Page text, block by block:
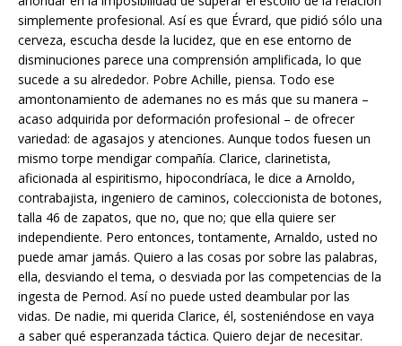
simplemente profesional. Así es que Évrard, que pidió sólo una
cerveza, escucha desde la lucidez, que en ese entorno de
disminuciones parece una comprensión amplificada, lo que
sucede a su alrededor. Pobre Achille, piensa. Todo ese
amontonamiento de ademanes no es más que su manera –
acaso adquirida por deformación profesional – de ofrecer
variedad: de agasajos y atenciones. Aunque todos fuesen un
mismo torpe mendigar compañía. Clarice, clarinetista,
aficionada al espiritismo, hipocondríaca, le dice a Arnoldo,
contrabajista, ingeniero de caminos, coleccionista de botones,
talla 46 de zapatos, que no, que no; que ella quiere ser
independiente. Pero entonces, tontamente, Arnaldo, usted no
puede amar jamás. Quiero a las cosas por sobre las palabras,
ella, desviando el tema, o desviada por las competencias de la
ingesta de Pernod. Así no puede usted deambular por las
vidas. De nadie, mi querida Clarice, él, sosteniéndose en vaya
a saber qué esperanzada táctica. Quiero dejar de necesitar.